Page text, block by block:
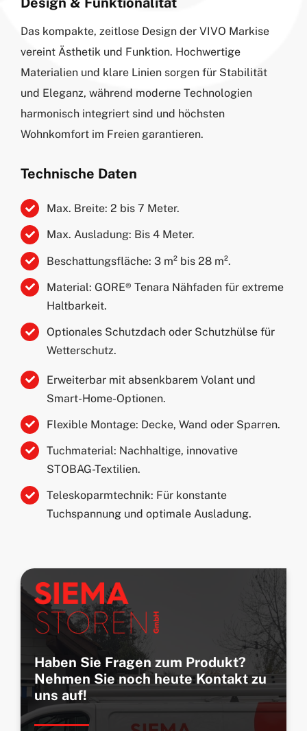
Das kompakte, zeitlose Design der VIVO Markise
vereint Ästhetik und Funktion. Hochwertige
Materialien und klare Linien sorgen für Stabilität
und Eleganz, während moderne Technologien
harmonisch integriert sind und höchsten
Wohnkomfort im Freien garantieren.
Technische Daten
Max. Breite: 2 bis 7 Meter.
Max. Ausladung: Bis 4 Meter.
Beschattungsfläche: 3 m² bis 28 m².
Material: GORE® Tenara Nähfaden für extreme
Haltbarkeit.
Optionales Schutzdach oder Schutzhülse für
Wetterschutz.
Erweiterbar mit absenkbarem Volant und
Smart-Home-Optionen.
Flexible Montage: Decke, Wand oder Sparren.
Tuchmaterial: Nachhaltige, innovative
STOBAG-Textilien.
Teleskoparmtechnik: Für konstante
Tuchspannung und optimale Ausladung.
Haben Sie Fragen zum Produkt?
Nehmen Sie noch heute Kontakt zu
uns auf!